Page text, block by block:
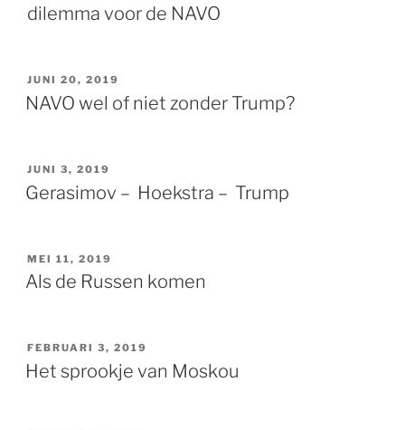
dilemma voor de NAVO
GEPLAATST
OP
JUNI 20, 2019
NAVO wel of niet zonder Trump?
GEPLAATST
OP
JUNI 3, 2019
Gerasimov – Hoekstra – Trump
GEPLAATST
OP
MEI 11, 2019
Als de Russen komen
GEPLAATST
OP
FEBRUARI 3, 2019
Het sprookje van Moskou